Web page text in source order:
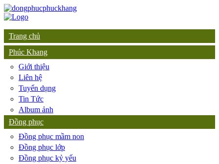
Trang chủ
Phúc Khang
Giới thiệu
Liên hệ
Tuyển dụng
Tin Tức
Album ảnh
Đồng phục
Đồng phục mầm non
Đồng phục lớp
Đồng phục kỷ yếu